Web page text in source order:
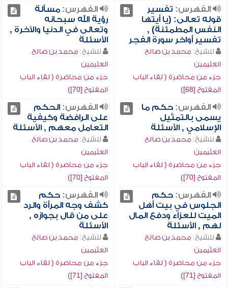
الفهرس: تفسير
قوله تعالى: (يا أيتها
النفس المطمئنة) ,
تفسير أواخر سورة الفجر
للشيخ: محمد بن صالح
العثيمين
جزء من محاضرة ( لقاء الباب
المفتوح [68])
الفهرس:مسألة
رؤية الله سبحانه
وتعالى في الدنيا والآخرة ,
الأسئلة
للشيخ: محمد بن صالح
العثيمين
جزء من محاضرة ( لقاء الباب
المفتوح [70])
الفهرس:حكم ما
يسمى بالتمثيل
الإسلامي , الأسئلة
للشيخ: محمد بن صالح
العثيمين
جزء من محاضرة ( لقاء الباب
المفتوح [70])
الفهرس:الحكم
على الرافضة وكيفية
التعامل معهم , الأسئلة
للشيخ: محمد بن صالح
العثيمين
جزء من محاضرة ( لقاء الباب
المفتوح [70])
الفهرس:حكم
الجلوس في بيت أهل
الميت للعزاء ودفع المال
لهم , الأسئلة
للشيخ: محمد بن صالح
العثيمين
جزء من محاضرة ( لقاء الباب
المفتوح [71])
الفهرس:حكم
كشف وجه المرأة والرد
على من قال بجوازه ,
الأسئلة
للشيخ: محمد بن صالح
العثيمين
جزء من محاضرة ( لقاء الباب
المفتوح [71])